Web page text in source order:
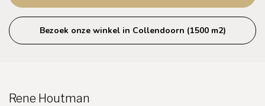
Bezoek onze winkel in Collendoorn (1500 m2)
Rene Houtman